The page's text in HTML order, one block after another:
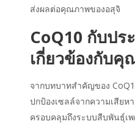
ส่งผลต่อคุณภาพของอสุจิ
CoQ10 กับปร
เกี่ยวข้องกับ
จากบทบาทสำคัญของ
ปกป้องเซลล์จากความเสียห
ครอบคลุมถึงระบบสืบพันธุ์เ